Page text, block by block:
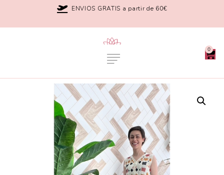
ENVIOS GRATIS a partir de 60€
0